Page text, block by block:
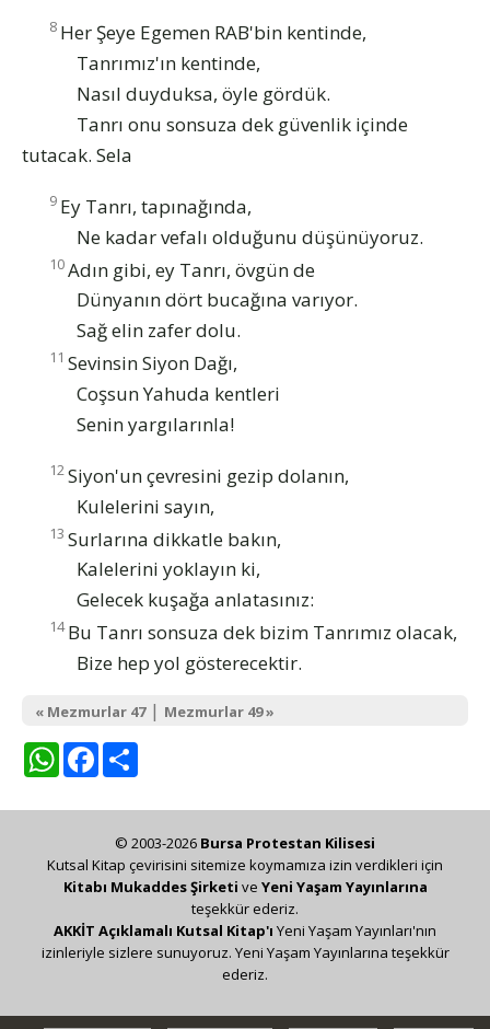
8 Her Şeye Egemen RAB'bin kentinde,
Tanrımız'ın kentinde,
Nasıl duyduksa, öyle gördük.
Tanrı onu sonsuza dek güvenlik içinde
tutacak. Sela
9 Ey Tanrı, tapınağında,
Ne kadar vefalı olduğunu düşünüyoruz.
10Adın gibi, ey Tanrı, övgün de
Dünyanın dört bucağına varıyor.
Sağ elin zafer dolu.
11 Sevinsin Siyon Dağı,
Coşsun Yahuda kentleri
Senin yargılarınla!
12Siyon'un çevresini gezip dolanın,
Kulelerini sayın,
13 Surlarına dikkatle bakın,
Kalelerini yoklayın ki,
Gelecek kuşağa anlatasınız:
14 Bu Tanrı sonsuza dek bizim Tanrımız olacak,
Bize hep yol gösterecektir.
« Mezmurlar 47| Mezmurlar 49 »
WhatsAppFacebook
© 2003-2026 Bursa Protestan Kilisesi
Kutsal Kitap çevirisini sitemize koymamıza izin verdikleri için
Kitabı Mukaddes Şirketi ve Yeni Yaşam Yayınlarına
teşekkür ederiz.
AKKİT Açıklamalı Kutsal Kitap'ı Yeni Yaşam Yayınları'nın
izinleriyle sizlere sunuyoruz. Yeni Yaşam Yayınlarına teşekkür
ederiz.